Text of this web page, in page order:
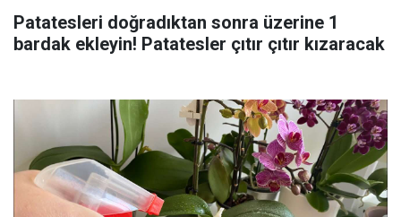
Patatesleri doğradıktan sonra üzerine 1
bardak ekleyin! Patatesler çıtır çıtır kızaracak